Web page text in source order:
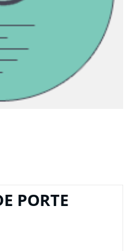
PORTE